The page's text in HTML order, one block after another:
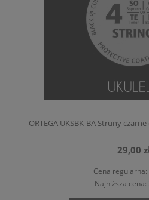
ORTEGA UKSBK-BA Struny
29,00
Cena regularna:
Najniższa cena: